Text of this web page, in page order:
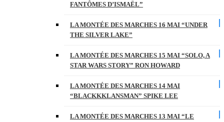
FANTÔMES D’ISMAËL”
LA MONTÉE DES MARCHES 16 MAI “UNDER
THE SILVER LAKE”
LA MONTÉE DES MARCHES 15 MAI “SOLO, A
STAR WARS STORY” RON HOWARD
LA MONTÉE DES MARCHES 14 MAI
“BLACKKKLANSMAN” SPIKE LEE
LA MONTÉE DES MARCHES 13 MAI “LE